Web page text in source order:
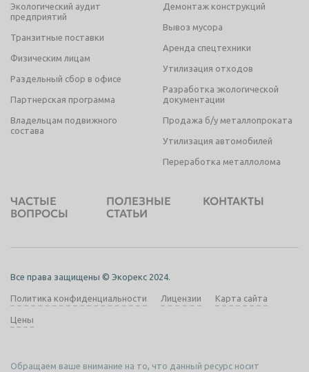
Экологический аудит
предприятий
Транзитные поставки
Физическим лицам
Раздельный сбор в офисе
Партнерская программа
Владельцам подвижного
состава
Демонтаж конструкций
Вывоз мусора
Аренда спецтехники
Утилизация отходов
Разработка экологической
документации
Продажа б/у металлопроката
Утилизация автомобилей
Переработка металлолома
ЧАСТЫЕ
ВОПРОСЫ
ПОЛЕЗНЫЕ
СТАТЬИ
КОНТАКТЫ
Все права защищены © Экорекс 2024.
Политика конфиденциальности Лицензии Карта сайта
Цены
Обращаем ваше внимание на то, что данный ресурс носит